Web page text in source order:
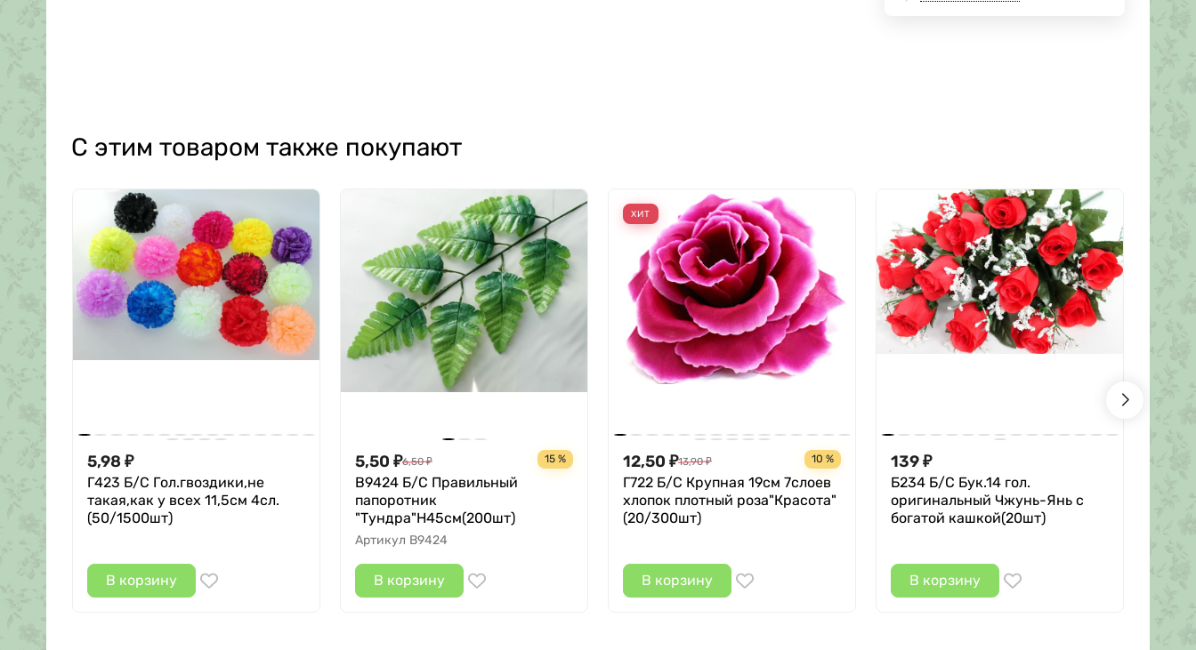
С этим товаром также покупают
5,98 ₽
Г423 Б/С Гол.гвоздики,не
такая,как у всех 11,5см 4сл.
(50/1500шт)
В корзину
5,50 ₽6,50 ₽ 15 %
В9424 Б/С Правильный
папоротник
"Тундра"Н45см(200шт)
Артикул В9424
В корзину
ХИТ
12,50 ₽13,90 ₽ 10 %
Г722 Б/С Крупная 19см 7слоев
хлопок плотный роза"Красота"
(20/300шт)
В корзину
139 ₽
Б234 Б/С Бук.14 гол.
оригинальный Чжунь-Янь с
богатой кашкой(20шт)
В корзину